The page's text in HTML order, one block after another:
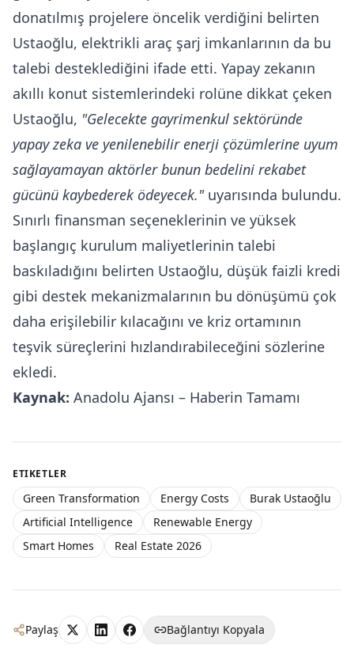
donatılmış projelere öncelik verdiğini belirten
Ustaoğlu, elektrikli araç şarj imkanlarının da bu
talebi desteklediğini ifade etti. Yapay zekanın
akıllı konut sistemlerindeki rolüne dikkat çeken
Ustaoğlu, "Gelecekte gayrimenkul sektöründe
yapay zeka ve yenilenebilir enerji çözümlerine uyum
sağlayamayan aktörler bunun bedelini rekabet
gücünü kaybederek ödeyecek."uyarısında bulundu.
Sınırlı finansman seçeneklerinin ve yüksek
başlangıç kurulum maliyetlerinin talebi
baskıladığını belirten Ustaoğlu, düşük faizli kredi
gibi destek mekanizmalarının bu dönüşümü çok
daha erişilebilir kılacağını ve kriz ortamının
teşvik süreçlerini hızlandırabileceğini sözlerine
ekledi.
Kaynak: Anadolu Ajansı – Haberin Tamamı
ETIKETLER
Green Transformation Energy Costs
Burak Ustaoğlu
Artificial Intelligence
Renewable Energy
Smart Homes
Real Estate 2026
Paylaş Bağlantıyı Kopyala